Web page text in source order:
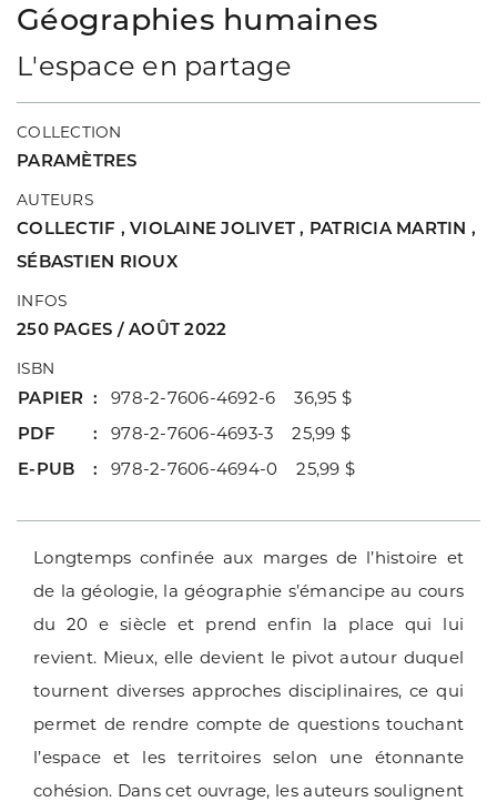
Géographies humaines
L'espace en partage
COLLECTION
PARAMÈTRES
AUTEURS
COLLECTIF , VIOLAINE JOLIVET, PATRICIA MARTIN ,
SÉBASTIEN RIOUX
INFOS
250 PAGES / AOÛT 2022
ISBN
PAPIER
978-2-7606-4692-6 36,95 $
PDF
978-2-7606-4693-3 25,99 $
E-PUB
978-2-7606-4694-0 25,99 $
Longtemps confinée aux marges de l’histoire et
de la géologie, la géographie s’émancipe au cours
du 20 e siècle et prend enfin la place qui lui
revient. Mieux, elle devient le pivot autour duquel
tournent diverses approches disciplinaires, ce qui
permet de rendre compte de questions touchant
l’espace et les territoires selon une étonnante
cohésion. Dans cet ouvrage, les auteurs soulignent